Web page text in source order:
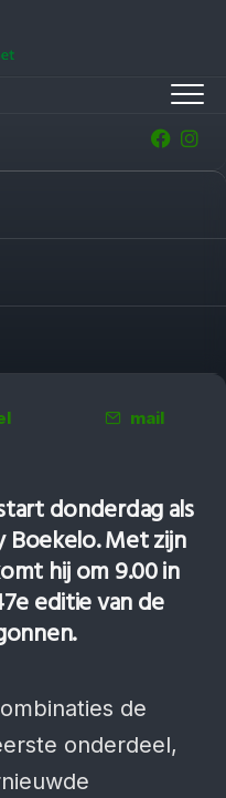
de 47e editie van de
mail
donderdag als
Met zijn
hij om 9.00 in
editie van de
de
onderdeel,